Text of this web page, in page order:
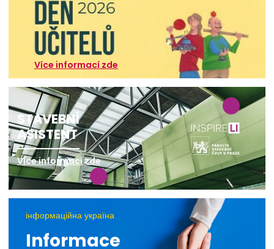
Více informací zde
STAVEBNÍ
ASISTENT
Více informací zde
інформаційна україна
Informace